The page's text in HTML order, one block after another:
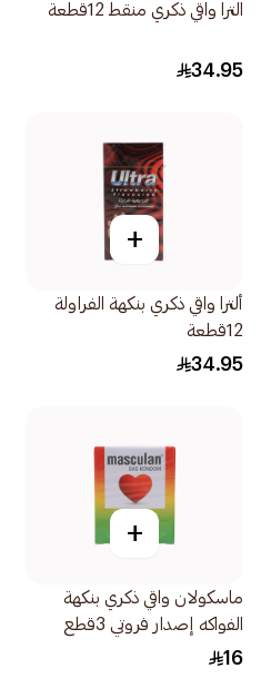
الترا واقي ذكري منقط 12قطعة
34.95
+
ألترا واقي ذكري بنكهة الفراولة
12قطعة
34.95
+
ماسكولان واقي ذكري بنكهة
الفواكه إصدار فروتي 3قطع
16